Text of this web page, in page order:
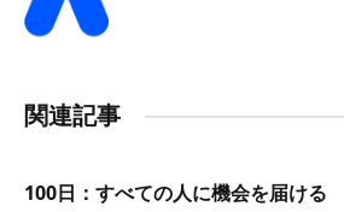
関連記事
100日：すべての人に機会を届ける